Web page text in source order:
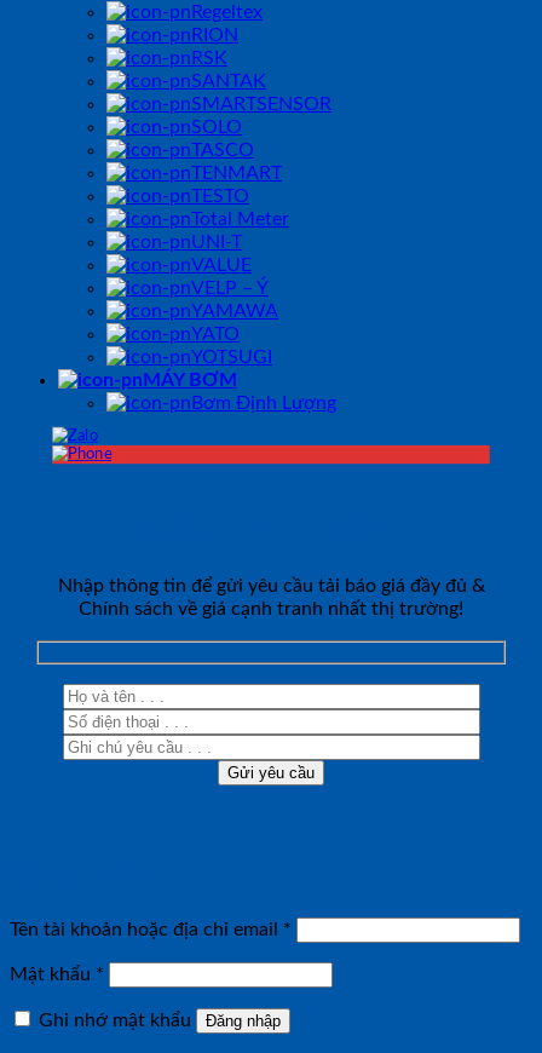
Regeltex
RION
RSK
SANTAK
SMARTSENSOR
SOLO
TASCO
TENMART
TESTO
Total Meter
UNI-T
VALUE
VELP – Ý
YAMAWA
YATO
YOTSUGI
MÁY BƠM
Bơm Định Lượng
Nhập thông tin để gửi yêu cầu tải báo giá đầy đủ &
Chính sách về giá cạnh tranh nhất thị trường!
Tên tài khoản hoặc địa chỉ email *
Mật khẩu *
Ghi nhớ mật khẩu
Đăng nhập